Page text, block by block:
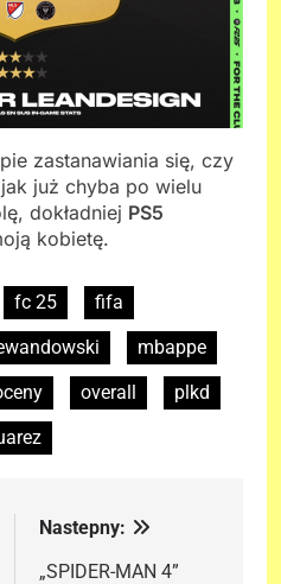
zastanawiania się, czy
już chyba po wielu
dokładniej PS5
kobietę.
fc 25
fifa
mbappe
overall
plkd
Nastepny:
„SPIDER-MAN 4”